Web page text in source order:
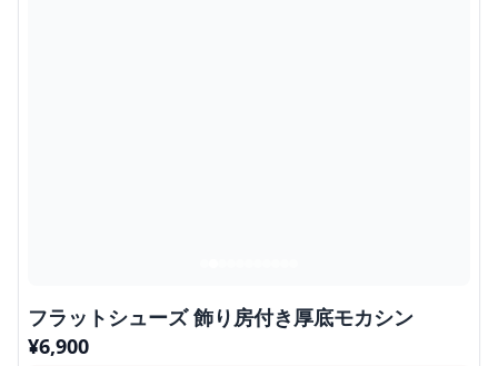
フラットシューズ 飾り房付き厚底モカシン
¥6,900